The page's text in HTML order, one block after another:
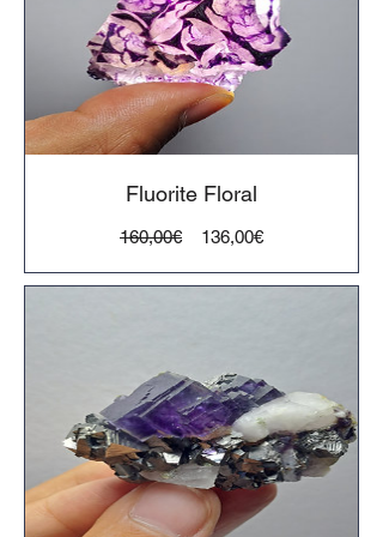
Fluorite Floral
160,00€
Preço
136,00€Preço